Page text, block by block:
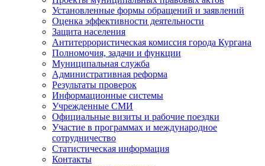
Установленные формы обращений и заявлений
Оценка эффективности деятельности
Защита населения
Антитеррористическая комиссия города Кургана
Полномочия, задачи и функции
Муниципальная служба
Административная реформа
Результаты проверок
Информационные системы
Учрежденные СМИ
Официальные визиты и рабочие поездки
Участие в программах и международное
сотрудничество
Статистическая информация
Контакты